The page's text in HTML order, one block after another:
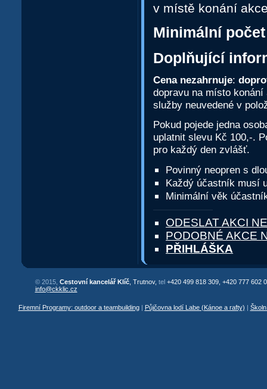
v místě konání
Minimální
Doplňující
Cena nezahrnuje:
dopravu na místo
služby neuvedené v
Pokud pojede jedna
uplatnit slevu Kč 100,-.
pro každý den zvlášť.
Povinný neopren s
Každý účastník musí
Minimální věk
ODESLAT AKCI
PODOBNÉ AKCE
PŘIHLÁŠKA
© 2015, Cestovní kancelář Klíč, Trutnov, tel +420 499 818 309, +420 777 602
info@ckklic.cz
Firemní Programy: outdoor a teambuilding| Půjčovna lodí Labe (Kánoe a rafty) |